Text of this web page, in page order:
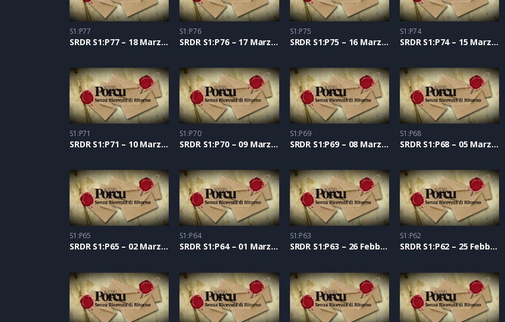
S1:P77
SRDR S1:P77 – 18 Marzo 2021
S1:P76
SRDR S1:P76 – 17 Marzo 2021
S1:P75
SRDR S1:P75 – 16 Marzo 2021
S1:P74
SRDR S1:P74 – 15 Marzo 2021
S1:P71
SRDR S1:P71 – 10 Marzo 2021
S1:P70
SRDR S1:P70 – 09 Marzo 2021
S1:P69
SRDR S1:P69 – 08 Marzo 2021
S1:P68
SRDR S1:P68 – 05 Marzo 2021
S1:P65
SRDR S1:P65 – 02 Marzo 2021
S1:P64
SRDR S1:P64 – 01 Marzo 2021
S1:P63
SRDR S1:P63 – 26 Febbraio 2021
S1:P62
SRDR S1:P62 – 25 Febbraio 2021